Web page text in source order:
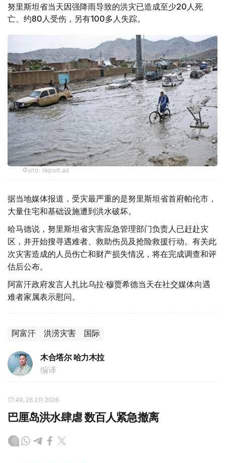
努里斯坦省当天因强降雨导致的洪灾已造成至少20人死
亡、约80人受伤，另有100多人失踪。
Фото: report.az
据当地媒体报道，受灾最严重的是努里斯坦省首府帕伦市，
大量住宅和基础设施遭到洪水破坏。
哈马德说，努里斯坦省灾害应急管理部门负责人已赶赴灾
区，并开始搜寻遇难者、救助伤员及抢险救援行动。有关此
次灾害造成的人员伤亡和财产损失情况，将在完成调查和评
估后公布。
阿富汗政府发言人扎比乌拉·穆贾希德当天在社交媒体向遇
难者家属表示慰问。
阿富汗 洪涝灾害 国际
木合塔尔 哈力木拉
编译
17:49, 26 2月 2026
巴厘岛洪水肆虐 数百人紧急撤离